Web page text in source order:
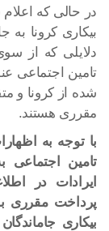
در حالی که
بیکاری کرونا
دلایلی که از
تامین اجتماعی
شده از کرونا و
مقرری هستند.
با توجه به
تامین
ایرادات در
پرداخت مقرری
بیکاری